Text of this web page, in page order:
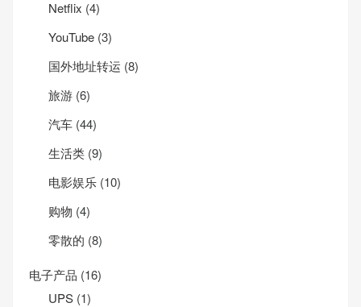
Net­flix (4)
YouTube (3)
国外地址转运 (8)
旅游 (6)
汽车 (44)
生活类 (9)
电影娱乐 (10)
购物 (4)
零散的 (8)
电子产品 (16)
UPS (1)